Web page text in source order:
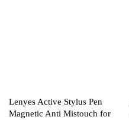
Lenyes Active Stylus Pen
Magnetic Anti Mistouch for